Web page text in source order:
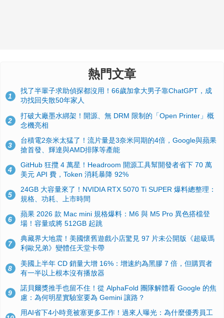
熱門文章
1
找了半輩子求助偵探都沒用！66歲加拿大男子靠ChatGPT，成
功找回失散50年家人
2
打破大廠墨水綁架！開源、無 DRM 限制的「Open Printer」概
念機亮相
3
台積電2奈米太猛了！流片量是3奈米同期的4倍，Google與蘋果
搶首發、輝達與AMD排隊等產能
4
GitHub 狂攬 4 萬星！Headroom 開源工具幫開發者省下 70 萬
美元 API 費，Token 消耗暴降 92%
5
24GB 大容量來了！NVIDIA RTX 5070 Ti SUPER 爆料總整理：
規格、功耗、上市時間
6
蘋果 2026 款 Mac mini 規格爆料：M6 與 M5 Pro 異色搭檔登
場！容量或將 512GB 起跳
7
典藏界大地震！美國懷舊遊戲小店驚見 97 片未公開版《超級瑪
利歐兄弟》變體任天堂卡帶
8
美國上半年 CD 銷量大增 16%：增速約為黑膠 7 倍，但購買者
有一半以上根本沒有播放器
9
諾貝爾獎推手也留不住！從 AlphaFold 團隊解體看 Google 的焦
慮：為何明星實驗室要為 Gemini 讓路？
用AI省下4小時竟被塞更多工作！過來人曝光：為什麼優秀員工